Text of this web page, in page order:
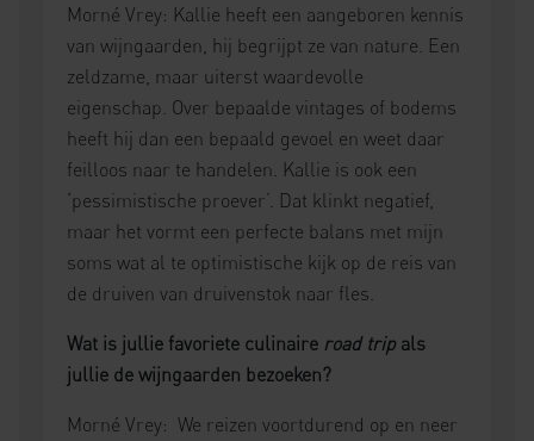
Morné Vrey: Kallie heeft een aangeboren kennis
van wijngaarden, hij begrijpt ze van nature. Een
zeldzame, maar uiterst waardevolle
eigenschap. Over bepaalde vintages of bodems
heeft hij dan een bepaald gevoel en weet daar
feilloos naar te handelen. Kallie is ook een
‘pessimistische proever’. Dat klinkt negatief,
maar het vormt een perfecte balans met mijn
soms wat al te optimistische kijk op de reis van
de druiven van druivenstok naar fles.
Wat is jullie favoriete culinaire road trip als
jullie de wijngaarden bezoeken?
Morné Vrey: We reizen voortdurend op en neer